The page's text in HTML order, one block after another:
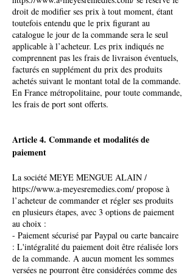
droit de modifier ses prix à tout moment, étant
toutefois entendu que le prix figurant au
catalogue le jour de la commande sera le seul
applicable à l’acheteur. Les prix indiqués ne
comprennent pas les frais de livraison éventuels,
facturés en supplément du prix des produits
achetés suivant le montant total de la commande.
En France métropolitaine, pour toute commande,
les frais de port sont offerts.
Article 4. Commande et modalités de
paiement
La société MEYE MENGUE ALAIN /
https://www.a-meyesremedies.com/ propose à
l’acheteur de commander et régler ses produits
en plusieurs étapes, avec 3 options de paiement
au choix :
- Paiement sécurisé par Paypal ou carte bancaire
: L'intégralité du paiement doit être réalisée lors
de la commande. A aucun moment les sommes
versées ne pourront être considérées comme des